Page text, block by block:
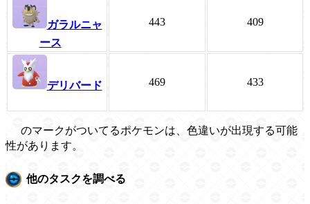
ガラルニャ
ース
443 409
デリバード 469 433
のマークがついてるポケモンは、色違いが出現する可能
性があります。
他のタスクを調べる